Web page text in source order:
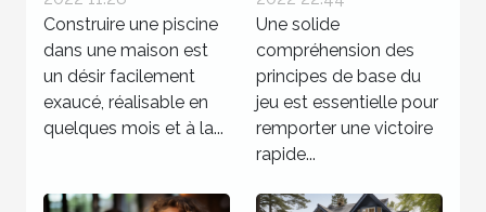
Construire une piscine
dans une maison est
un désir facilement
exaucé, réalisable en
quelques mois et à la...
manière certaine
au multi ?
Une solide
compréhension des
principes de base du
jeu est essentielle pour
remporter une victoire
rapide...